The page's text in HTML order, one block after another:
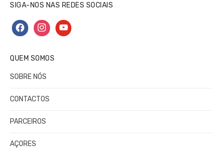
SIGA-NOS NAS REDES SOCIAIS
facebookinstagramyoutube
QUEM SOMOS
SOBRE NÓS
CONTACTOS
PARCEIROS
AÇORES